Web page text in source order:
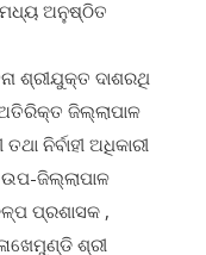
ଅନୁଷ୍ଠିତ
ଶ୍ରୀଯୁକ୍ତ ଦାଶରଥି
ଜିଲ୍ଲାପାଳ
ନିର୍ବାହୀ ଅଧିକାରୀ
ଜିଲ୍ଲାପାଳ
ପ୍ରଶାସକ ,